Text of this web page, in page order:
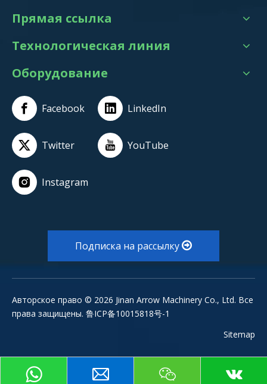
Прямая ссылка
Технологическая линия
Оборудование
Facebook LinkedIn
Twitter YouTube
Instagram
Подписка на рассылку
Авторское право © 2026 Jinan Arrow Machinery Co., Ltd. Все
права защищены. 鲁ICP备10015818号-1
Sitemap